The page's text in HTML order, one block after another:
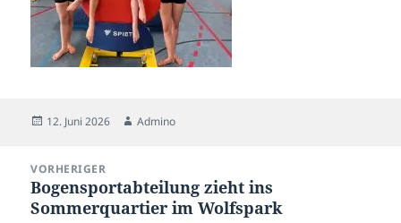
Veröffentlicht
12. Juni 2026 Autor
Admino
VORHERIGER
Vorheriger
Beitrag:
Bogensportabteilung zieht ins
Sommerquartier im Wolfspark